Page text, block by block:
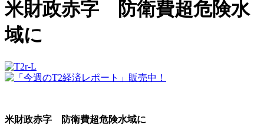
米財政赤字 防衛費超危険水
域に
米財政赤字 防衛費超危険水域に